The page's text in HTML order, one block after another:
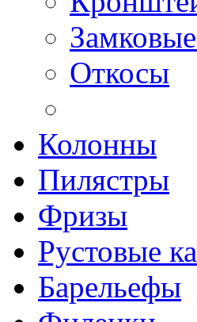
Откосы
Колонны
Пилястры
Фризы
Рустовые
Барельефы